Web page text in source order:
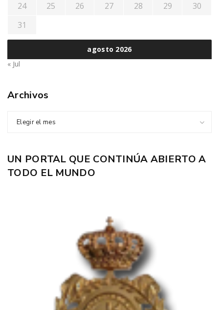
agosto 2026
24
25 26 27 28 29
30
31
« Jul
Archivos
Elegir el mes
UN PORTAL QUE CONTINÚA ABIERTO A
TODO EL MUNDO